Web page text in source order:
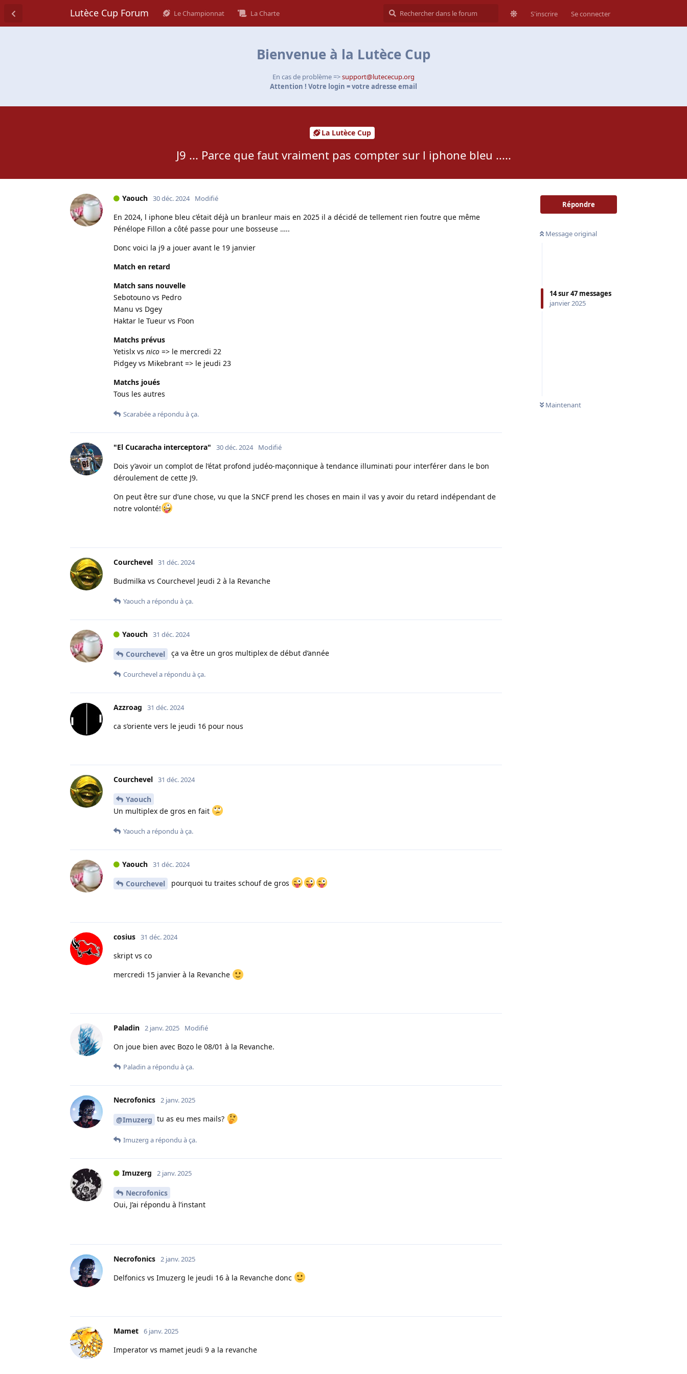
Lutèce Cup Forum Le Championnat La Charte S'inscrire Se connecter
Bienvenue à la Lutèce Cup
En cas de problème =>support@lutececup.org
Attention ! Votre login = votre adresse email
La Lutèce Cup
J9 ... Parce que faut vraiment pas compter sur l iphone bleu .....
Répondre
Message original
14sur47 messages
janvier 2025
Maintenant
Yaouch 30 déc. 2024 Modifié
En 2024, l iphone bleu c’était déjà un branleur mais en 2025 il a décidé de tellement rien foutre que même
Pénélope Fillon a côté passe pour une bosseuse …..
Donc voici la j9 a jouer avant le 19 janvier
Match en retard
Match sans nouvelle
Sebotouno vs Pedro
Manu vs Dgey
Haktar le Tueur vs F’oon
Matchs prévus
Yetislx vs nico => le mercredi 22
Pidgey vs Mikebrant => le jeudi 23
Matchs joués
Tous les autres
Scarabéea répondu à ça.
"El Cucaracha interceptora" 30 déc. 2024 Modifié
Dois y’avoir un complot de l’état profond judéo-maçonnique à tendance illuminati pour interférer dans le bon
déroulement de cette J9.
On peut être sur d’une chose, vu que la SNCF prend les choses en main il vas y avoir du retard indépendant de
notre volonté!
Courchevel 31 déc. 2024
Budmilka vs Courchevel Jeudi 2 à la Revanche
Yaouch a répondu à ça.
Yaouch 31 déc. 2024
Courchevel ça va être un gros multiplex de début d’année
Courchevela répondu à ça.
Azzroag 31 déc. 2024
ca s’oriente vers le jeudi 16 pour nous
Courchevel 31 déc. 2024
Yaouch
Un multiplex de gros en fait
Yaouch a répondu à ça.
Yaouch 31 déc. 2024
Courchevel pourquoi tu traites schouf de gros
cosius 31 déc. 2024
skript vs co
mercredi 15 janvier à la Revanche
Paladin 2 janv. 2025 Modifié
On joue bien avec Bozo le 08/01 à la Revanche.
Paladin a répondu à ça.
Necrofonics 2 janv. 2025
@Imuzerg tu as eu mes mails?
Imuzerg a répondu à ça.
Imuzerg 2 janv. 2025
Necrofonics
Oui, J’ai répondu à l’instant
Necrofonics 2 janv. 2025
Delfonics vs Imuzerg le jeudi 16 à la Revanche donc
Mamet 6 janv. 2025
Imperator vs mamet jeudi 9 a la revanche